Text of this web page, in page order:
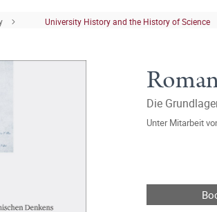
University History and the History of Science
Die
Unter Mitarbeit